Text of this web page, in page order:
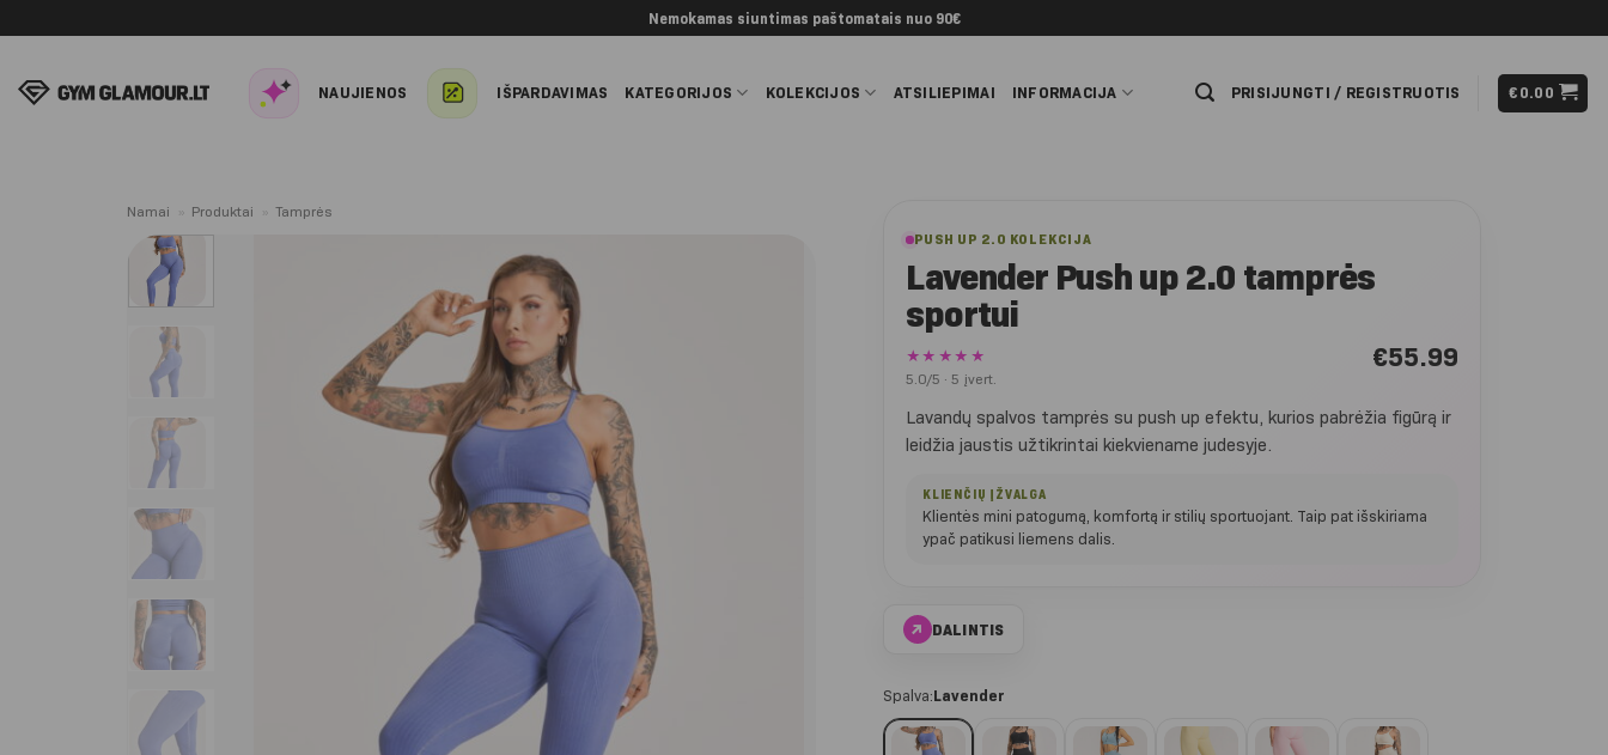
to
Nemokamas siuntimas paštomatais nuo 90€
NAUJIENOS IŠPARDAVIMAS KATEGORIJOS KOLEKCIJOS ATSILIEPIMAI INFORMACIJA PRISIJUNGTI / REGISTRUOTIS € 0.00
Namai » Produktai » Tamprės
PUSH UP 2.0 KOLEKCIJA
Lavender Push up 2.0 tamprės
sportui
★★★★★
5.0/5 · 5 įvert.
€55.99
Lavandų spalvos tamprės su push up efektu, kurios pabrėžia figūrą ir
leidžia jaustis užtikrintai kiekviename judesyje.
KLIENČIŲ ĮŽVALGA
Klientės mini patogumą, komfortą ir stilių sportuojant. Taip pat išskiriama
ypač patikusi liemens dalis.
↗ DALINTIS
Spalva:Lavender